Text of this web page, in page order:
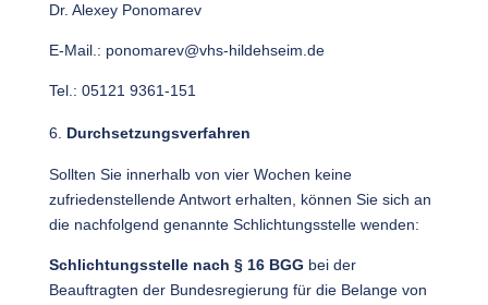
Dr. Alexey Ponomarev
E-Mail.: ponomarev@vhs-hildehseim.de
Tel.: 05121 9361-151
Durchsetzungsverfahren
Sollten Sie innerhalb von vier Wochen keine
zufriedenstellende Antwort erhalten, können Sie sich an
die nachfolgend genannte Schlichtungsstelle wenden:
Schlichtungsstelle nach § 16 BGG bei der
Beauftragten der Bundesregierung für die Belange von